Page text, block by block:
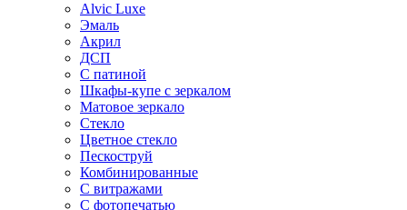
Alvic Luxe
Эмаль
Акрил
ДСП
С патиной
Шкафы-купе с зеркалом
Матовое зеркало
Стекло
Цветное стекло
Пескоструй
Комбинированные
С витражами
С фотопечатью